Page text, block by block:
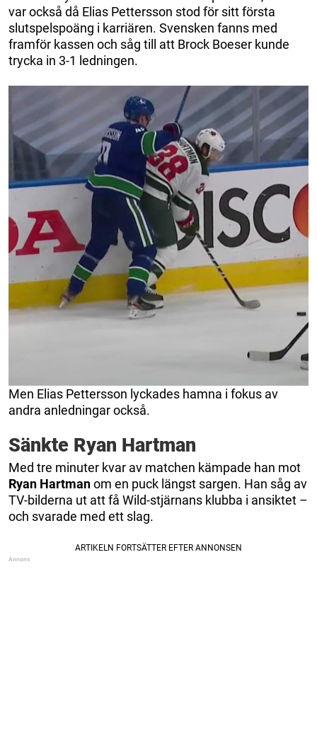
var också då Elias Pettersson stod för sitt första
slutspelspoäng i karriären. Svensken fanns med
framför kassen och såg till att Brock Boeser kunde
trycka in 3-1 ledningen.
Men Elias Pettersson lyckades hamna i fokus av
andra anledningar också.
Sänkte Ryan Hartman
Med tre minuter kvar av matchen kämpade han mot
Ryan Hartmanom en puck längst sargen. Han såg av
TV-bilderna ut att få Wild-stjärnans klubba i ansiktet –
och svarade med ett slag.